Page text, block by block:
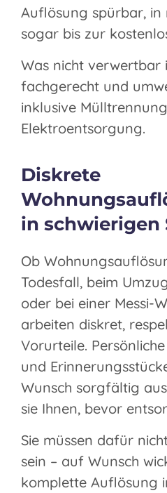
Auflösung spürbar, in
sogar bis zur
Was nicht verwertbar
fachgerecht und
inklusive
Elektroentsorgung.
Diskrete
in schwierigen
Ob
Todesfall, beim
oder bei einer Messi-
arbeiten diskret,
Vorurteile.
und
Wunsch sorgfältig
sie Ihnen, bevor
Sie müssen dafür
sein – auf Wunsch
komplette Auflösung